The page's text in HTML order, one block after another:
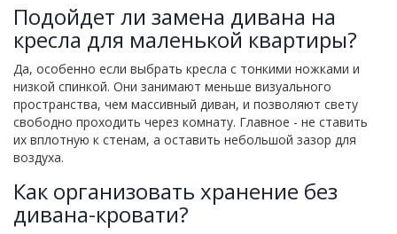
Подойдет ли замена дивана на
кресла для маленькой квартиры?
Да, особенно если выбрать кресла с тонкими ножками и
низкой спинкой. Они занимают меньше визуального
пространства, чем массивный диван, и позволяют свету
свободно проходить через комнату. Главное - не ставить
их вплотную к стенам, а оставить небольшой зазор для
воздуха.
Как организовать хранение без
дивана-кровати?